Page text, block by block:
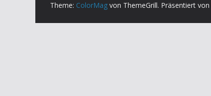
Theme: ColorMag von ThemeGrill. Präsentiert von